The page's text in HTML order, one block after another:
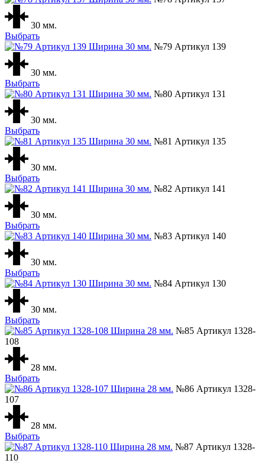
30 мм.
Выбрать
№79 Артикул 139
30 мм.
Выбрать
№80 Артикул 131
30 мм.
Выбрать
№81 Артикул 135
30 мм.
Выбрать
№82 Артикул 141
30 мм.
Выбрать
№83 Артикул 140
30 мм.
Выбрать
№84 Артикул 130
30 мм.
Выбрать
№85 Артикул 1328-
108
28 мм.
Выбрать
№86 Артикул 1328-
107
28 мм.
Выбрать
№87 Артикул 1328-
110